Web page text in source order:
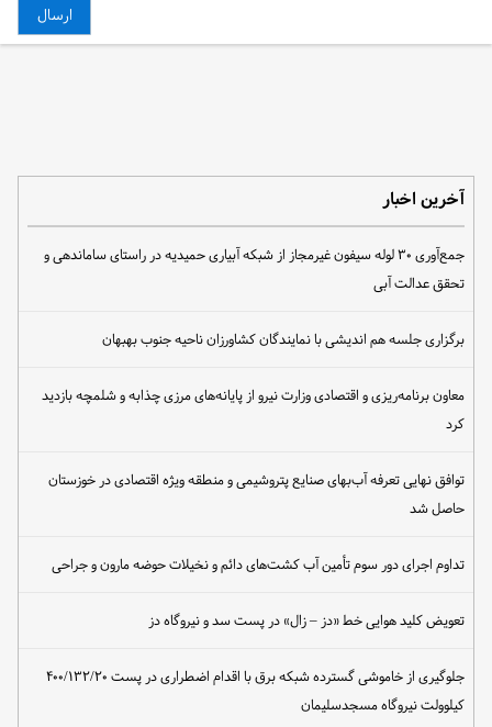
آخرین اخبار
جمع‌آوری ۳۰ لوله سیفون غیرمجاز از شبکه آبیاری حمیدیه در راستای ساماندهی و
تحقق عدالت آبی
برگزاری جلسه هم اندیشی با نمایندگان کشاورزان ناحیه جنوب بهبهان
معاون برنامه‌ریزی و اقتصادی وزارت نیرو از پایانه‌های مرزی چذابه و شلمچه بازدید
کرد
توافق نهایی تعرفه آب‌بهای صنایع پتروشیمی و منطقه ویژه اقتصادی در خوزستان
حاصل شد
تداوم اجرای دور سوم تأمین آب کشت‌های دائم و نخیلات حوضه مارون و جراحی
تعویض کلید هوایی خط «دز – زال» در پست سد و نیروگاه دز
جلوگیری از خاموشی گسترده شبکه برق با اقدام اضطراری در پست ۴۰۰/۱۳۲/۲۰
کیلوولت نیروگاه مسجدسلیمان